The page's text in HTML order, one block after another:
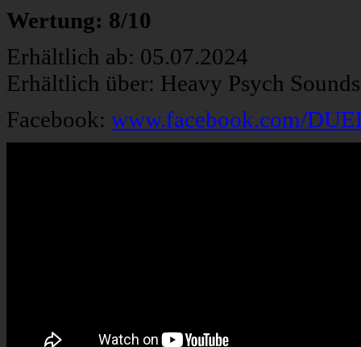
Wertung: 8/10
Erhältlich ab: 05.07.2024
Erhältlich über: Heavy Psych
Facebook: www.facebook.com/